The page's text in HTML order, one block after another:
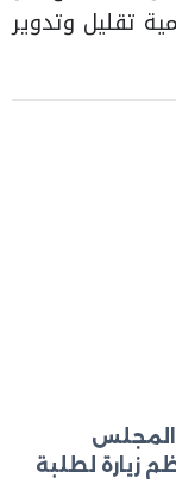
تقليل وتدوير
المجلس
زيارة لطلبة